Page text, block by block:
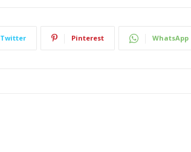
Twitter Pinterest WhatsApp